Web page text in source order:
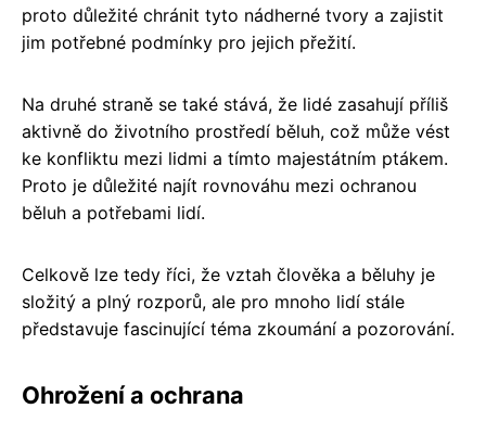
proto důležité chránit tyto nádherné tvory a zajistit
jim potřebné podmínky pro jejich přežití.
Na druhé straně se také stává, že lidé zasahují příliš
aktivně do životního prostředí běluh, což může vést
ke konfliktu mezi lidmi a tímto majestátním ptákem.
Proto je důležité najít rovnováhu mezi ochranou
běluh a potřebami lidí.
Celkově lze tedy říci, že vztah člověka a běluhy je
složitý a plný rozporů, ale pro mnoho lidí stále
představuje fascinující téma zkoumání a pozorování.
Ohrožení a ochrana